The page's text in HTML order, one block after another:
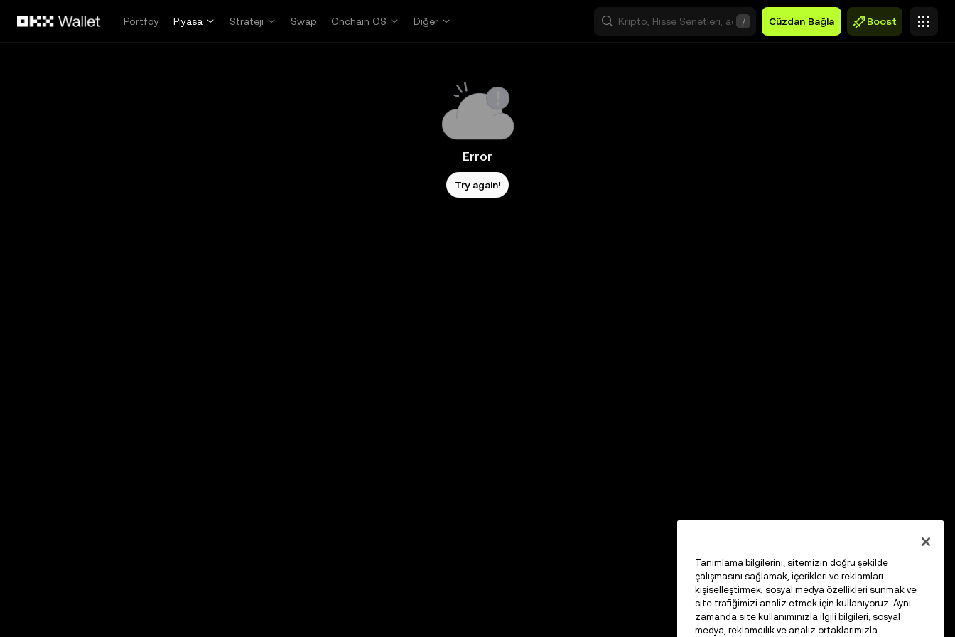
Portföy
Piyasa Strateji Swap Onchain OS Diğer / Cüzdan Bağla Boost
Error
Try again!
Tanımlama bilgilerini; sitemizin doğru şekilde
çalışmasını sağlamak, içerikleri ve reklamları
kişiselleştirmek, sosyal medya özellikleri sunmak ve
site trafiğimizi analiz etmek için kullanıyoruz. Aynı
zamanda site kullanımınızla ilgili bilgileri; sosyal
medya, reklamcılık ve analiz ortaklarımızla